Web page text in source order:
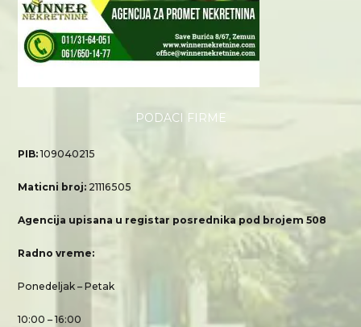
PODACI FIRME
PIB:109040215
Maticni broj: 21116505
Agencija upisana u registar posrednika pod brojem 508
Radno vreme:
Ponedeljak – Petak
10:00 – 16:00